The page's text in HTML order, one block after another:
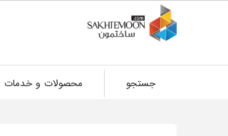
جستجو محصولات و خدمات